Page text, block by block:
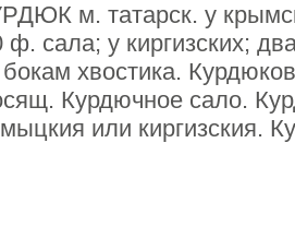
м. татарск. у
сала; у киргизских;
хвостика.
Курдючное сало.
или киргизския.